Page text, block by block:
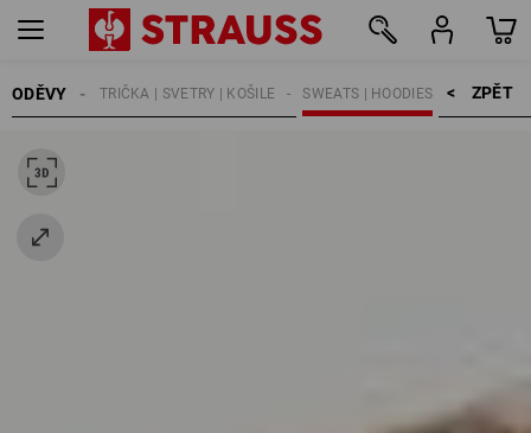
ODĚVY ZPĚT    >
SWEATS | HOODIES
TRIČKA | SVETRY | KOŠILE
ŽENY